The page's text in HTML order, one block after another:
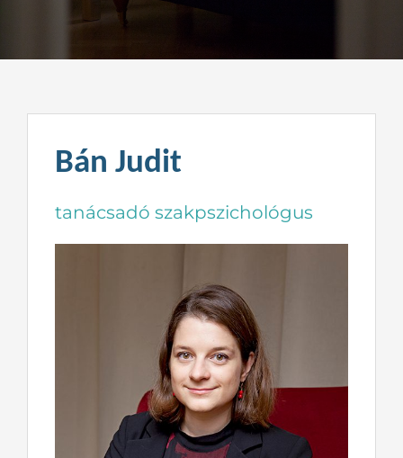
Kapcsolat
Bán Judit
tanácsadó szakpszichológus